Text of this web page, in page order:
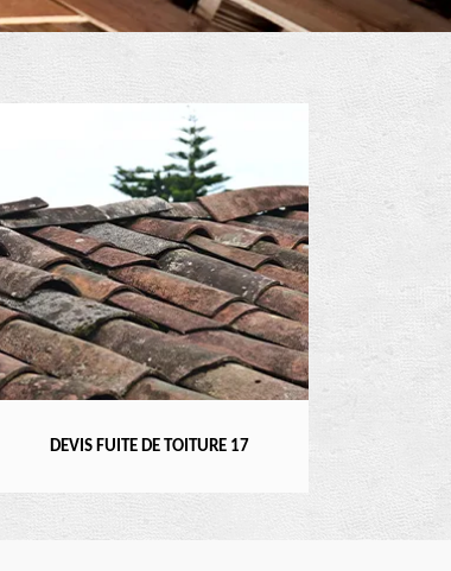
DEVIS FUITE DE TOITURE 17
RÉPARATEUR,